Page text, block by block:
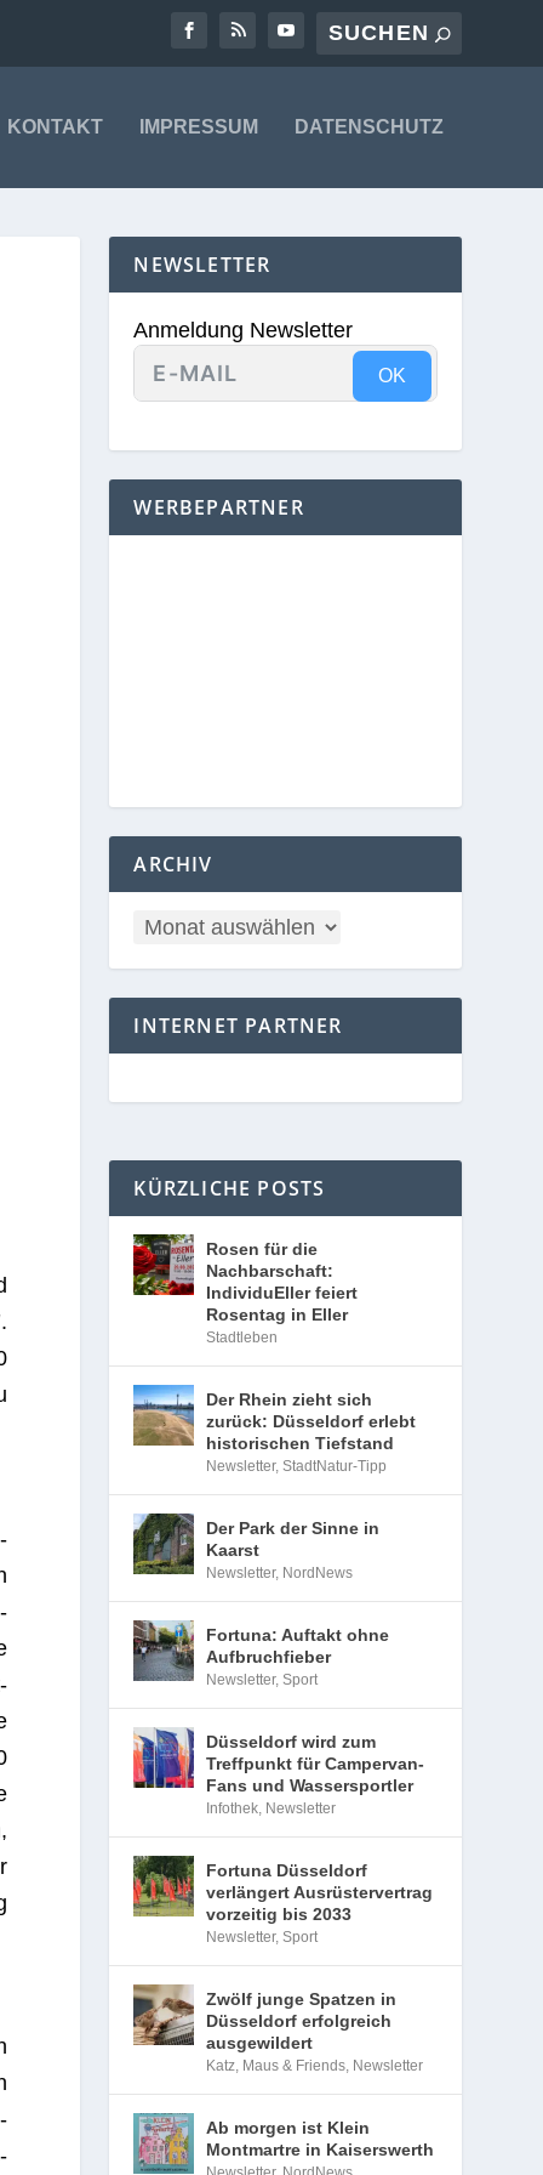
KONTAKT IMPRESSUM DATENSCHUTZ
NEWSLETTER
Anmeldung Newsletter
OK
WERBEPARTNER
ARCHIV
INTERNET PARTNER
KÜRZLICHE POSTS
Rosen für die
Nachbarschaft:
IndividuEller feiert
Rosentag in Eller
Stadtleben
Der Rhein zieht sich
zurück: Düsseldorf erlebt
historischen Tiefstand
Newsletter,StadtNatur-Tipp
Der Park der Sinne in
Kaarst
Newsletter, NordNews
Fortuna: Auftakt ohne
Aufbruchfieber
Newsletter,Sport
Düsseldorf wird zum
Treffpunkt für Campervan-
Fans und Wassersportler
Infothek, Newsletter
Fortuna Düsseldorf
verlängert Ausrüstervertrag
vorzeitig bis 2033
Newsletter,Sport
Zwölf junge Spatzen in
Düsseldorf erfolgreich
ausgewildert
Katz, Maus & Friends, Newsletter
Ab morgen ist Klein
Montmartre in Kaiserswerth